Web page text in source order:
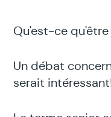
Qu'est-ce qu'être
Un débat
serait